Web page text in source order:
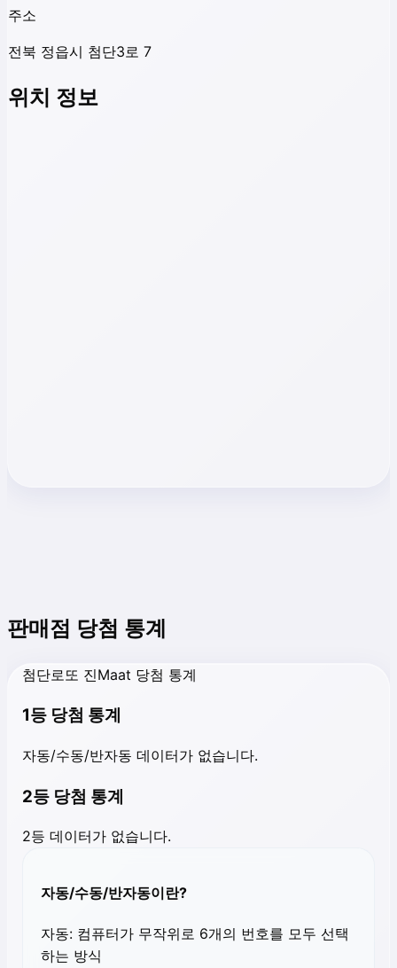
주소
전북 정읍시 첨단3로 7
위치 정보
판매점 당첨 통계
첨단로또 진Maat 당첨 통계
1등 당첨 통계
자동/수동/반자동 데이터가 없습니다.
2등 당첨 통계
2등 데이터가 없습니다.
자동/수동/반자동이란?
자동: 컴퓨터가 무작위로 6개의 번호를 모두 선택
하는 방식